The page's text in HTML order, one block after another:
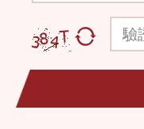
驗證碼